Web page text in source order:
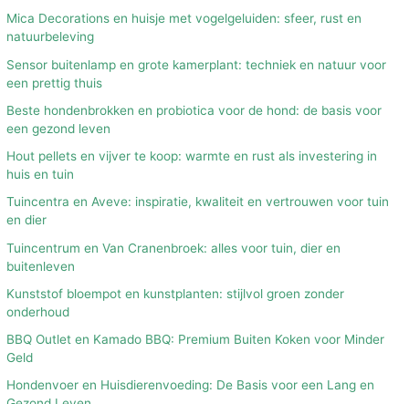
Mica Decorations en huisje met vogelgeluiden: sfeer, rust en
natuurbeleving
Sensor buitenlamp en grote kamerplant: techniek en natuur voor
een prettig thuis
Beste hondenbrokken en probiotica voor de hond: de basis voor
een gezond leven
Hout pellets en vijver te koop: warmte en rust als investering in
huis en tuin
Tuincentra en Aveve: inspiratie, kwaliteit en vertrouwen voor tuin
en dier
Tuincentrum en Van Cranenbroek: alles voor tuin, dier en
buitenleven
Kunststof bloempot en kunstplanten: stijlvol groen zonder
onderhoud
BBQ Outlet en Kamado BBQ: Premium Buiten Koken voor Minder
Geld
Hondenvoer en Huisdierenvoeding: De Basis voor een Lang en